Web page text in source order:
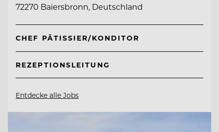
72270 Baiersbronn, Deutschland
CHEF PÂTISSIER/KONDITOR
REZEPTIONSLEITUNG
Entdecke alle Jobs